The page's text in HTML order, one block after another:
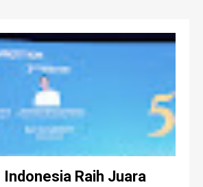
Indonesia Raih Juara